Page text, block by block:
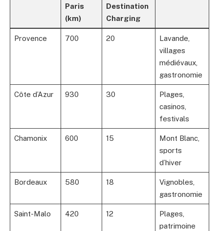
Paris
(km)
Destination
Charging
Provence 700 20
Lavande,
villages
médiévaux,
gastronomie
Côte d’Azur 930 30
Plages,
casinos,
festivals
Chamonix 600 15
Mont Blanc,
sports
d’hiver
Bordeaux 580 18
Vignobles,
gastronomie
Saint-Malo 420 12
Plages,
patrimoine